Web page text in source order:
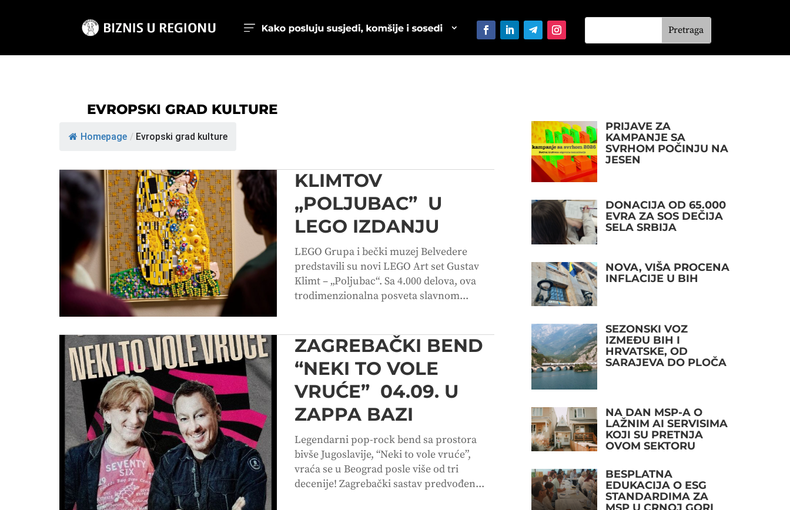
EVROPSKI GRAD KULTURE
Homepage / Evropski grad kulture
KLIMTOV
„POLJUBAC” U
LEGO IZDANJU
LEGO Grupa i bečki muzej Belvedere
predstavili su novi LEGO Art set Gustav
Klimt – „Poljubac“. Sa 4.000 delova, ova
trodimenzionalna posveta slavnom...
ZAGREBAČKI BEND
“NEKI TO VOLE
VRUĆE” 04.09. U
ZAPPA BAZI
Legendarni pop-rock bend sa prostora
bivše Jugoslavije, “Neki to vole vruće”,
vraća se u Beograd posle više od tri
decenije! Zagrebački sastav predvođen...
PRIJAVE ZA
KAMPANJE SA
SVRHOM POČINJU NA
JESEN
DONACIJA OD 65.000
EVRA ZA SOS DEČIJA
SELA SRBIJA
NOVA, VIŠA PROCENA
INFLACIJE U BIH
SEZONSKI VOZ
IZMEĐU BIH I
HRVATSKE, OD
SARAJEVA DO PLOČA
NA DAN MSP-A O
LAŽNIM AI SERVISIMA
KOJI SU PRETNJA
OVOM SEKTORU
BESPLATNA
EDUKACIJA O ESG
STANDARDIMA ZA